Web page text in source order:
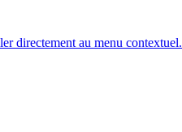
directement au menu contextuel.